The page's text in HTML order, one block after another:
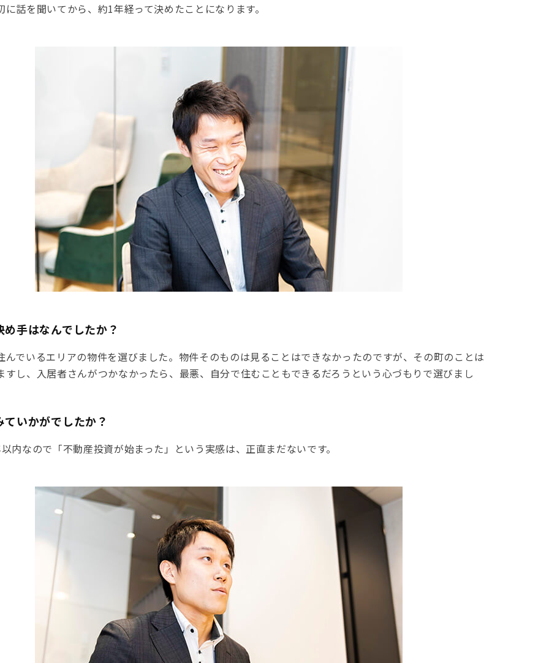
に話を聞いてから、約1年経って決めたことになります。
手はなんでしたか？
んでいるエリアの物件を選びました。物件そのものは見ることはできなかったのですが、その町のことは
すし、入居者さんがつかなかったら、最悪、自分で住むこともできるだろうという心づもりで選びまし
いかがでしたか？
内なので「不動産投資が始まった」という実感は、正直まだないです。